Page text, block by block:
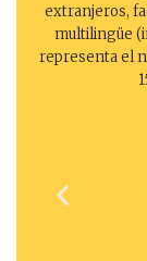
extranjeros,
multilingüe
representa el